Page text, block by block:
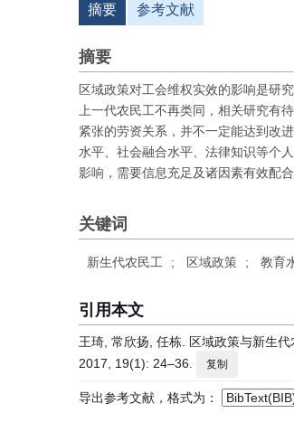
摘要 参考文献
摘要
区域政策对工会维权实效的影响是研
上一代农民工不再类同，相关研究有
紧张的劳资关系，并不一定能达到改
水平、社会融合水平、法律知识等个
影响，需要信息充足及诸因素有效配合
关键词
新生代农民工 ; 区域政策 ; 教育
引用本文
王琦, 常欣扬, 任栋. 区域政策与新生
2017, 19(1): 24–36.
复制
导出参考文献，格式为：